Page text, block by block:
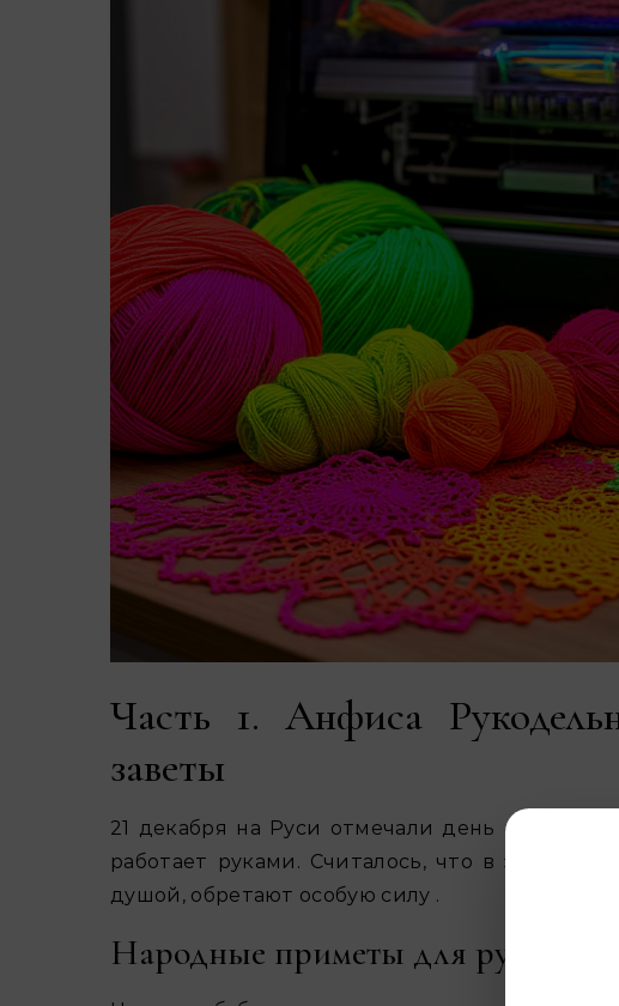
Часть 1. Анфиса
заветы
21 декабря на Руси отмечали день «
работает руками. Считалось, что в этот
душой, обретают особую силу .
Народные приметы для